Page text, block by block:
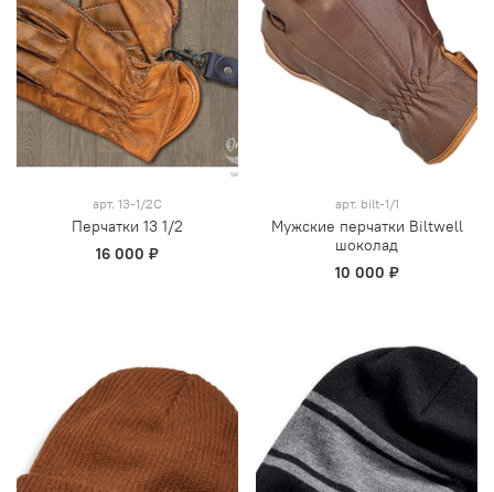
арт. 13-1/2C
Перчатки 13 1/2
16 000 ₽
арт. bilt-1/1
Мужские перчатки Biltwell
шоколад
10 000 ₽